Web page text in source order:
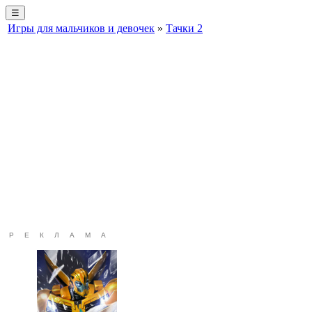
☰
Игры для мальчиков и девочек » Тачки 2
РЕКЛАМА